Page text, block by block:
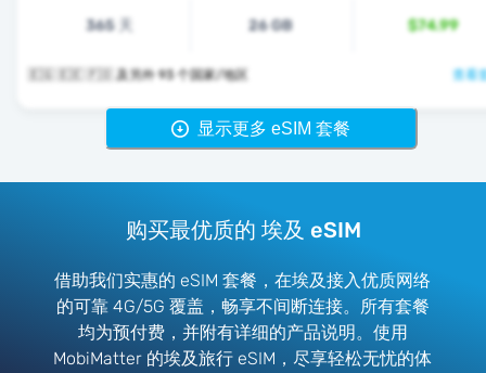
365 天 26 GB $74.99
🇪🇬 🇪🇪 🇫🇴 及另外 93 个国家/地区 查看
显示更多 eSIM 套餐
购买最优质的 埃及 eSIM
借助我们实惠的 eSIM 套餐，在埃及接入优质网络
的可靠 4G/5G 覆盖，畅享不间断连接。所有套餐
均为预付费，并附有详细的产品说明。使用
MobiMatter 的埃及旅行 eSIM，尽享轻松无忧的体